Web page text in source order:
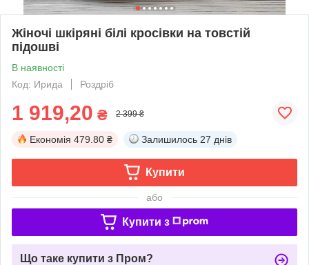
Жіночі шкіряні білі кросівки на товстій
підошві
В наявності
Код: Ирида
Роздріб
1 919,20 ₴ 2 399 ₴
Економія 479.80 ₴ Залишилось 27 днів
Купити
або
Купити з
Що таке купити з Пром?